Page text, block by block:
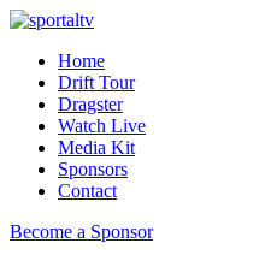
Home
Drift Tour
Dragster
Watch Live
Media Kit
Sponsors
Contact
Become a Sponsor